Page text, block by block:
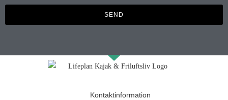
SEND
Kontaktinformation